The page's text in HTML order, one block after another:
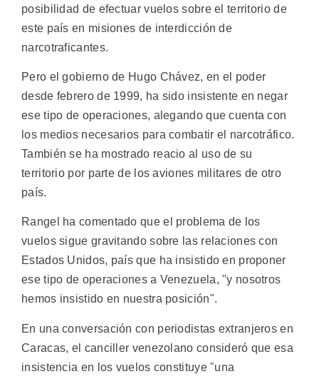
posibilidad de efectuar vuelos sobre el territorio de
este país en misiones de interdicción de
narcotraficantes.
Pero el gobierno de Hugo Chávez, en el poder
desde febrero de 1999, ha sido insistente en negar
ese tipo de operaciones, alegando que cuenta con
los medios necesarios para combatir el narcotráfico.
También se ha mostrado reacio al uso de su
territorio por parte de los aviones militares de otro
país.
Rangel ha comentado que el problema de los
vuelos sigue gravitando sobre las relaciones con
Estados Unidos, país que ha insistido en proponer
ese tipo de operaciones a Venezuela, "y nosotros
hemos insistido en nuestra posición".
En una conversación con periodistas extranjeros en
Caracas, el canciller venezolano consideró que esa
insistencia en los vuelos constituye "una